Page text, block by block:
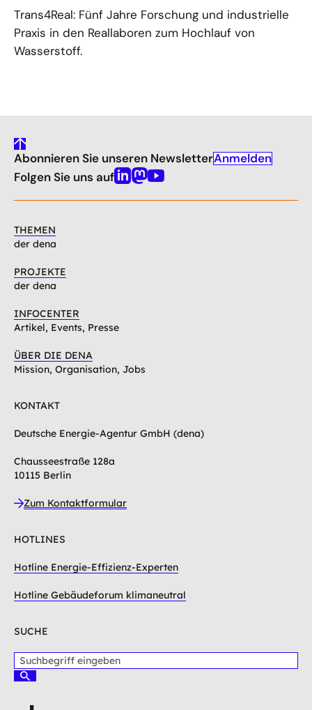
Trans4Real: Fünf Jahre Forschung und industrielle
Praxis in den Reallaboren zum Hochlauf von
Wasserstoff.
gehe
nach
oben
Abonnieren Sie unseren NewsletterAnmelden
Folgen Sie uns aufLinkedin
Mastodon
Youtube
THEMEN
der dena
PROJEKTE
der dena
INFOCENTER
Artikel, Events, Presse
ÜBER DIE DENA
Mission, Organisation, Jobs
KONTAKT
Deutsche Energie-Agentur GmbH (dena)
Chausseestraße 128a
10115 Berlin
Zum Kontaktformular
HOTLINES
Hotline Energie-Effizienz-Experten
Hotline Gebäudeforum klimaneutral
SUCHE
u
S